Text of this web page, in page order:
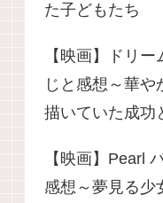
た子どもたち
【映画】ドリ
じと感想～華や
描いていた成功
【映画】Pearl
感想～夢見る少